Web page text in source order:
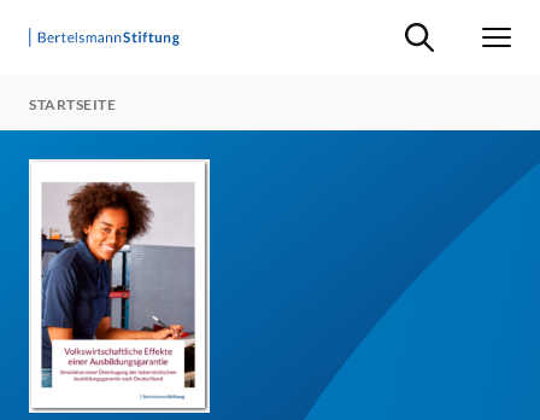
Suche ein-/
STARTSEITE